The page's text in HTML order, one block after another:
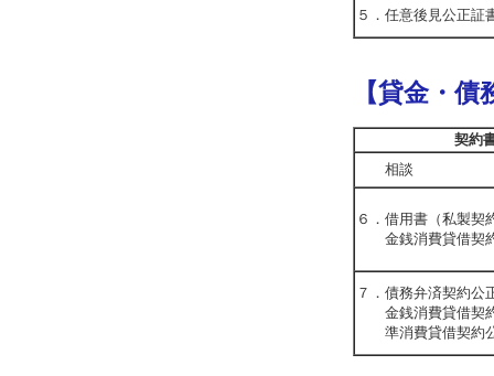
５．任意後見公正証
【貸金・
契約
相談
６．借用書（私製契
金銭消費貸借契
７．債務弁済契約公
金銭消費貸借契
準消費貸借契約